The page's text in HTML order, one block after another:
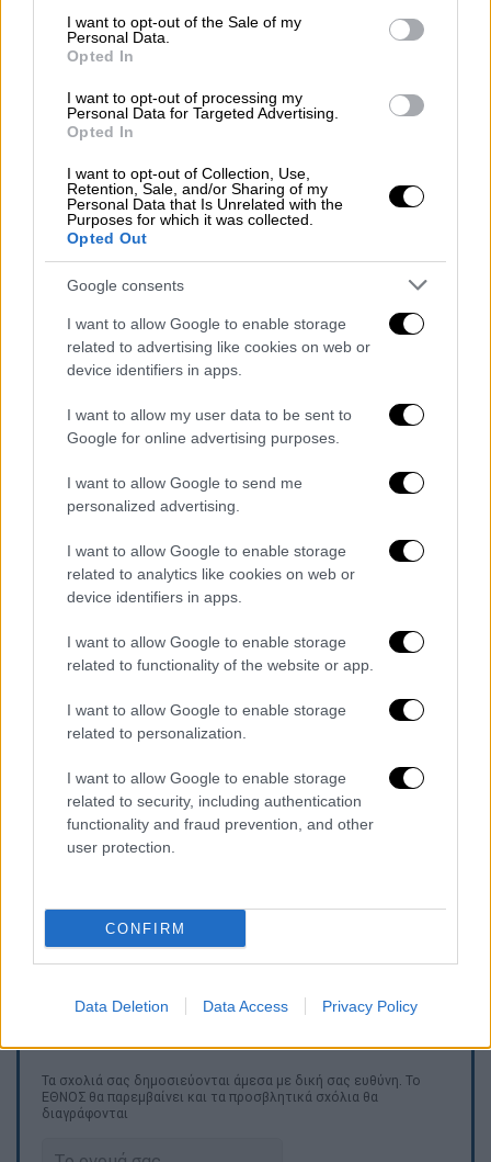
consent section.
I want to opt-out of the Sale of my
Personal Data.
Opted In
I want to opt-out of processing my
Personal Data for Targeted Advertising.
Opted In
I want to opt-out of Collection, Use,
Retention, Sale, and/or Sharing of my
Personal Data that Is Unrelated with the
Purposes for which it was collected.
Opted Out
Google consents
I want to allow Google to enable storage
related to advertising like cookies on web or
device identifiers in apps.
I want to allow my user data to be sent to
Google for online advertising purposes.
I want to allow Google to send me
personalized advertising.
I want to allow Google to enable storage
related to analytics like cookies on web or
device identifiers in apps.
I want to allow Google to enable storage
related to functionality of the website or app.
I want to allow Google to enable storage
related to personalization.
I want to allow Google to enable storage
related to security, including authentication
functionality and fraud prevention, and other
user protection.
CONFIRM
Data Deletion Data Access Privacy Policy
δύο υλικάγια να φτιάξει ένα λεπτό (όσο το
θες φύλλο) όπου μπορείς να τυλίξεις μέσα
λαχανικά -ή ακόμη και αλλαντικά, αν σου
αρέσουν- χωρίς να καταναλώσεις ίχνος
αλευριού. Πρόκειται για ένα μείγμα που
φτιάχνεται από αυγάκαιτυρί κότατζ,
απλώνεται σε αντικολλητικό χαρτί σε
ταψάκι και ψήνεται για λίγο στο φούρνο.
Αυτή η πολύ λεπτή φέτα, που θα μπορούσαμε
είναι πολύ πιο σταθερή και δεν διαλύεται
τόσο εύκολα, προτείνεται ως λύση για
Συνταγή για «τορτίγια» πρωτεΐνης
Ακολουθεί ο τρόπος που την έφτιαξε ο
Σταύρος Βαρθαλίτηςμε ένα βίντεο από το
TikTok
του. Ο Master Chef προτείνει για το
μείγμα της πρωτεΐνικήςτορτίγιας
, ομολέτας
ή όπως αλλιώς θέλετε πείτε τη: 220 γρ. τυρί
χρησιμοποιεί καπνιστό σολομό, τυρί-κρέμα ή
άνηθο και αλάτι.
Τα σχολιά σας δημοσιεύονται άμεσα με δική σας ευθύνη. Το
ΕΘΝΟΣ θα παρεμβαίνει και τα προσβλητικά σχόλια θα
διαγράφονται